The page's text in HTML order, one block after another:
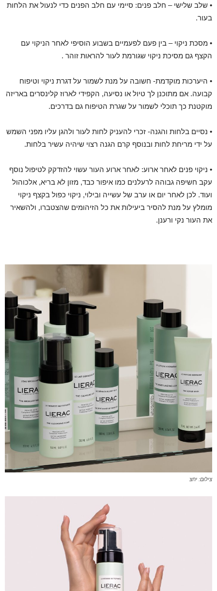
• שלב שלישי – חלב פנים: סיימי עם חלב הפנים כדי לנעול את הלחות
בעור.
• מסכת ניקוי – בין פעם לפעמיים בשבוע הוסיפי לאחר הניקוי עם
הקצף גם מסיכת ניקוי שגורמת לעור להראות זוהר .
• היערכות מוקדמת- חשובה על מנת לשמור על דגרת ניקוי וטיפוח
קבועה. אם מתוכנן לך טיול או נסיעה, הקפידי לארוז קלינסרים באריזה
מוקטנת כך תוכלי לשמור על שגרת הטיפוח גם בדרכים.
• נסיים בלחות והגנה- זכרי להעניק לחות לעור ולהגן עליו מפני השמש
על ידי מריחת לחות ובנוסף קרם הגנה רצוי שיהיה עשיר בלחות.
• ניקוי פנים לאחר ארוע: לאחר ארוע העור עשוי להזדקק לטיפול נוסף
עקב חשיפה גבוהה לרעלנים כמו איפור כבד, מזון לא בריא, אלכוהול
ועוד. לכן לאחר יום או ערב של עשייה ובילוי, ניקוי כפול בקצף ניקוי
מומלץ על מנת להסיר ביעילות את כל הזיהומים שהצטברו, ולהשאיר
את העור נקי ורענן.
צילום: יחצ